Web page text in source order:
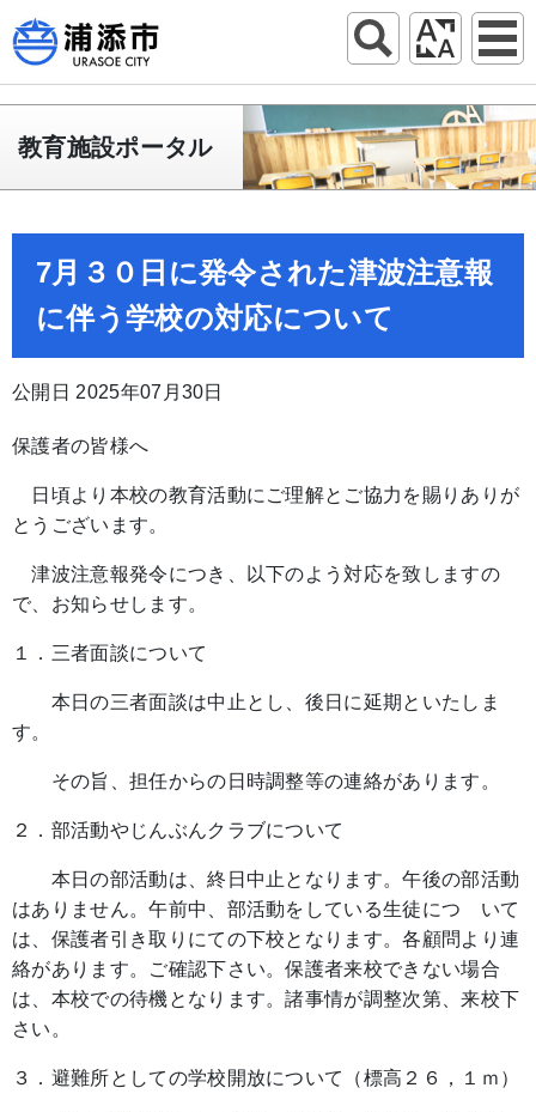
教育施設ポータル
7月３０日に発令された津波注意報
に伴う学校の対応について
公開日 2025年07月30日
保護者の皆様へ
日頃より本校の教育活動にご理解とご協力を賜りありが
とうございます。
津波注意報発令につき、以下のよう対応を致しますの
で、お知らせします。
１．三者面談について
本日の三者面談は中止とし、後日に延期といたしま
す。
その旨、担任からの日時調整等の連絡があります。
２．部活動やじんぶんクラブについて
本日の部活動は、終日中止となります。午後の部活動
はありません。午前中、部活動をしている生徒につ いて
は、保護者引き取りにての下校となります。各顧問より連
絡があります。ご確認下さい。保護者来校できない場合
は、本校での待機となります。諸事情が調整次第、来校下
さい。
３．避難所としての学校開放について（標高２６，１ｍ）